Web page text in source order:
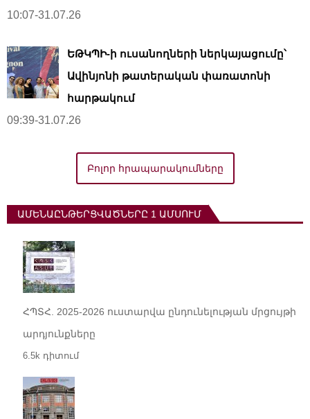
10:07-31.07.26
ԵԹԿՊԻ-ի ուսանողների ներկայացումը՝
Ավինյոնի թատերական փառատոնի
հարթակում
09:39-31.07.26
Բոլոր հրապարակումները
ԱՄԵՆԱԸՆԹԵՐՑՎԱԾՆԵՐԸ 1 ԱՄՍՈՒՄ
ՀՊՏՀ. 2025-2026 ուստարվա ընդունելության մրցույթի
արդյունքները
6.5k դիտում